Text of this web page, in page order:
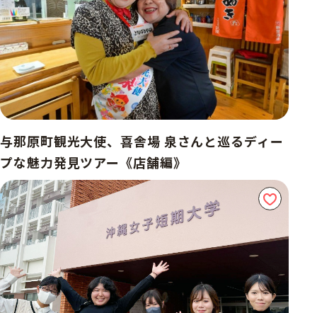
与那原町観光大使、喜舎場 泉さんと巡るディー
プな魅力発見ツアー《店舗編》